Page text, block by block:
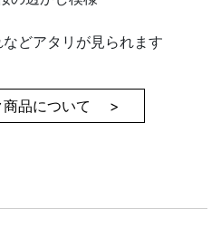
どアタリが見られます
商品について >